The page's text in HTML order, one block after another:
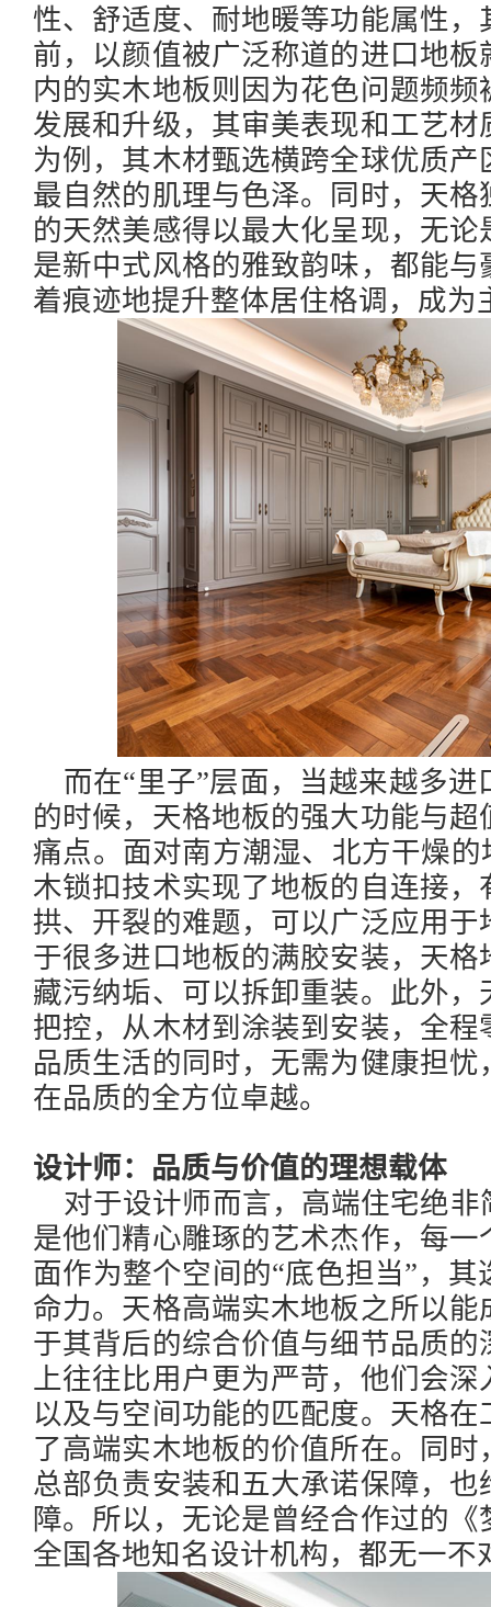
性、舒适度、耐地暖等功能属性
前，以颜值被广泛称道的进口地
内的实木地板则因为花色问题频
发展和升级，其审美表现和工艺
为例，其木材甄选横跨全球优质
最自然的肌理与色泽。同时，天
的天然美感得以最大化呈现，无
是新中式风格的雅致韵味，都能
着痕迹地提升整体居住格调，成为
而在“里子”层面，当越来越多
的时候，天格地板的强大功能与
痛点。面对南方潮湿、北方干燥
木锁扣技术实现了地板的自连接
拱、开裂的难题，可以广泛应用
于很多进口地板的满胶安装，天
藏污纳垢、可以拆卸重装。此外
把控，从木材到涂装到安装，全
品质生活的同时，无需为健康担
在品质的全方位卓越。
设计师：品质与价值的理想载体
对于设计师而言，高端住宅绝
是他们精心雕琢的艺术杰作，每
面作为整个空间的“底色担当”，
命力。天格高端实木地板之所以
于其背后的综合价值与细节品质
上往往比用户更为严苛，他们会
以及与空间功能的匹配度。天格
了高端实木地板的价值所在。同
总部负责安装和五大承诺保障，
障。所以，无论是曾经合作过的
全国各地知名设计机构，都无一